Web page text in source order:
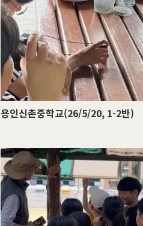
용인신촌중학교(26/5/20, 1-2반)